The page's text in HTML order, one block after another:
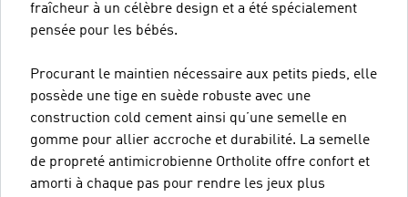
fraîcheur à un célèbre design et a été spécialement
pensée pour les bébés.
Procurant le maintien nécessaire aux petits pieds, elle
possède une tige en suède robuste avec une
construction cold cement ainsi qu’une semelle en
gomme pour allier accroche et durabilité. La semelle
de propreté antimicrobienne Ortholite offre confort et
amorti à chaque pas pour rendre les jeux plus